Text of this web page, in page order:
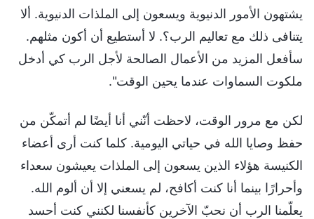
يشتهون الأمور الدنيوية ويسعون إلى الملذات الدنيوية. ألا
يتنافى ذلك مع تعاليم الرب؟. لا أستطيع أن أكون مثلهم.
سأفعل المزيد من الأعمال الصالحة لأجل الرب كي أدخل
ملكوت السماوات عندما يحين الوقت".
لكن مع مرور الوقت، لاحظت أنّني أنا أيضًا لم أتمكّن من
حفظ وصايا الله في حياتي اليومية. كلما كنت أرى أعضاء
الكنيسة هؤلاء الذين يسعون إلى الملذات يعيشون سعداء
وأحرارًا بينما أنا كنت أكافح، لم يسعني إلا أن ألوم الله.
يعلّمنا الرب أن نحبّ الآخرين كأنفسنا لكنني كنت أحسد